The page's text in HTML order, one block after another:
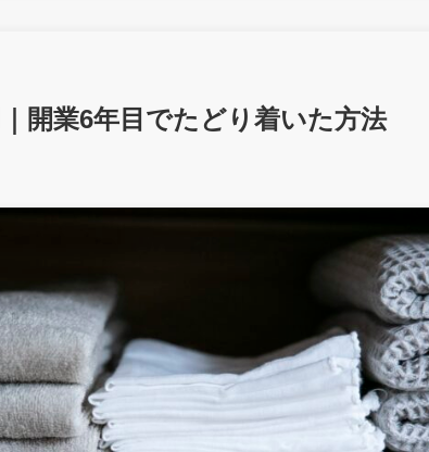
開業6年目でたどり着いた方法